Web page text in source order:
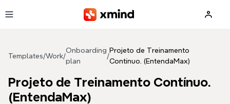
Templates/Work/
Onboarding
plan
/
Projeto de Treinamento
Contínuo. (EntendaMax)
Projeto de Treinamento Contínuo.
(EntendaMax)